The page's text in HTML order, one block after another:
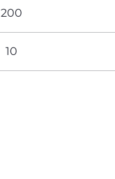
200
10